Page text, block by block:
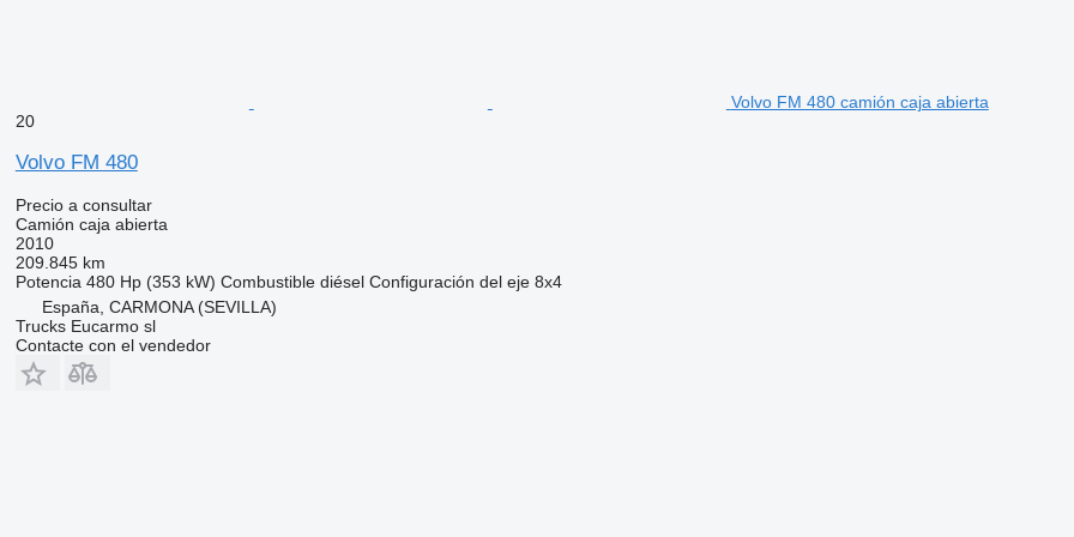
Volvo FM 480 camión caja abierta
20
Volvo FM 480
Precio a consultar
Camión caja abierta
2010
209.845 km
Potencia 480 Hp (353 kW) Combustible diésel Configuración del eje 8x4
España, CARMONA (SEVILLA)
Trucks Eucarmo sl
Contacte con el vendedor